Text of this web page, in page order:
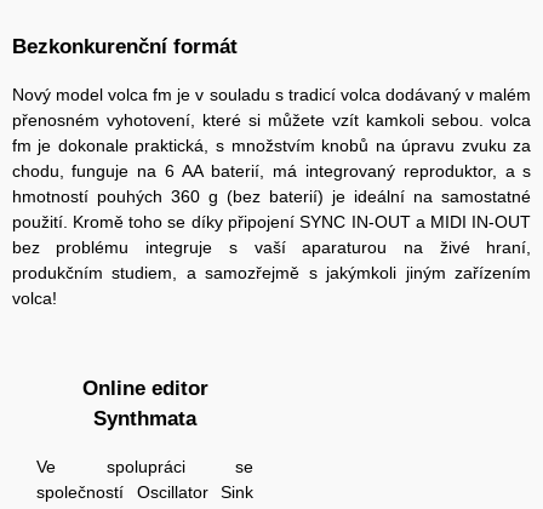
Bezkonkurenční formát
Nový model volca fm je v souladu s tradicí volca dodávaný v malém
přenosném vyhotovení, které si můžete vzít kamkoli sebou. volca
fm je dokonale praktická, s množstvím knobů na úpravu zvuku za
chodu, funguje na 6 AA baterií, má integrovaný reproduktor, a s
hmotností pouhých 360 g (bez baterií) je ideální na samostatné
použití. Kromě toho se díky připojení SYNC IN-OUT a MIDI IN-OUT
bez problému integruje s vaší aparaturou na živé hraní,
produkčním studiem, a samozřejmě s jakýmkoli jiným zařízením
volca!
Online editor
Synthmata
Ve spolupráci se
společností Oscillator Sink